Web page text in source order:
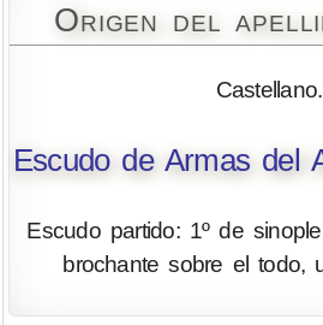
Origen del
Castellano.
Escudo de Armas del
Escudo partido: 1º de
brochante sobre el todo,